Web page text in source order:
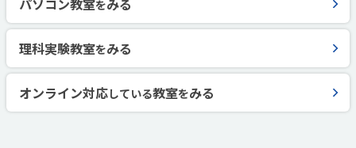
パソコン教室をみる
理科実験教室をみる
オンライン対応している教室をみる